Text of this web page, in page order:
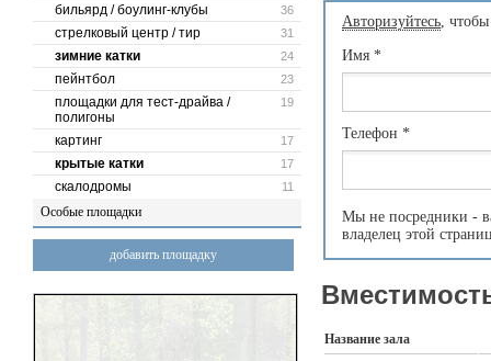
36
бильярд / боулинг-клубы
31
стрелковый центр / тир
24
зимние катки
23
пейнтбол
19
площадки для тест-драйва /
полигоны
17
картинг
17
крытые катки
11
скалодромы
Особые площадки
добавить площадку
Авторизуйтесь,
Имя *
Телефон *
Мы не посредники -
владелец этой
Название зала